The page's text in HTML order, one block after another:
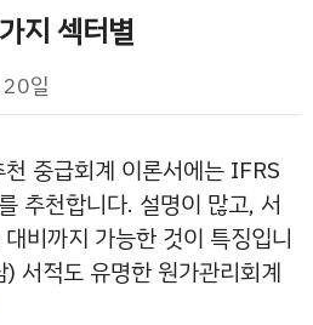
지 섹터별
일
중급회계 이론서에는 IFRS
추천합니다. 설명이 많고, 서
비까지 가능한 것이 특징입니
서적도 유명한 원가관리회계